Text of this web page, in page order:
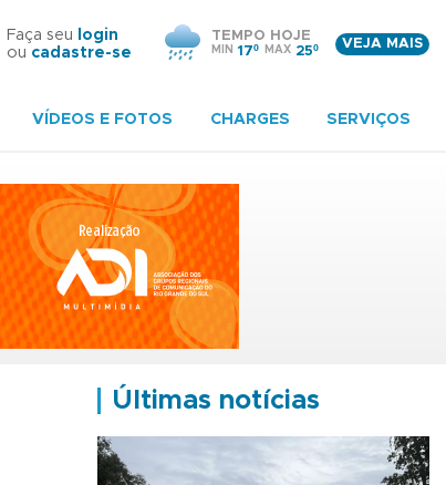
Faça seu
login
ou cadastre-se
TEMPO HOJE
MIN 17º MAX 25º
VEJA MAIS
VÍDEOS E FOTOS CHARGES SERVIÇOS
Últimas notícias